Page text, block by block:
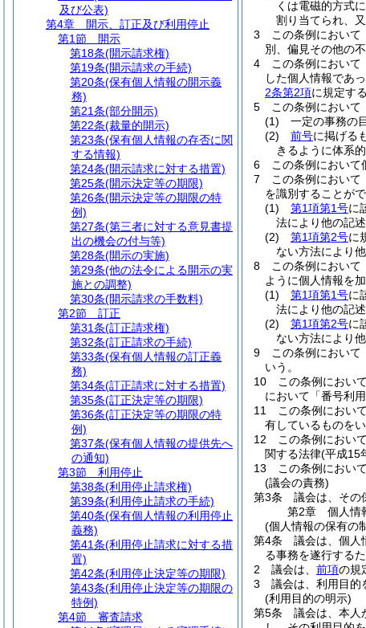
くは電磁的方式
割り当てられ、
3
この条例におい
別、偏見その他の
4
この条例において
した個人情報であ
2条第2項に規定す
5
この条例において
(1)
一定の事務の
(2)
前号に掲げる
きるように体系
6
この条例において
7
この条例において
を識別することが
(1)
第1項第1号に
法により他の記
(2)
第1項第2号に
ない方法により
8
この条例において
ように個人情報を
(1)
第1項第1号に
法により他の記
(2)
第1項第2号に
ない方法により
9
この条例におい
いう。
10
この条例におい
において「番号利
11
この条例におい
有しているものをい
12
この条例におい
関する法律(平成15
13
この条例におい
(議会の責務)
第3条
議会は、その
第2章
個人情
(個人情報の保有の
第4条
議会は、個人
る事務を遂行する
2
議会は、 前項の規
3
議会は、利用目的
(利用目的の明示)
第5条
議会は、本人
及び公表)
第4章
開示、訂正及び利用停止
第1節
開示
第18条(開示請求権)
第19条(開示請求の手続)
第20条(保有個人情報の開示義
務)
第21条(部分開示)
第22条(裁量的開示)
第23条(保有個人情報の存否に関
する情報)
第24条(開示請求に対する措置)
第25条(開示決定等の期限)
第26条(開示決定等の期限の特
例)
第27条(第三者に対する意見書提
出の機会の付与等)
第28条(開示の実施)
第29条(他の法令による開示の実
施との調整)
第30条(開示請求の手数料)
第2節
訂正
第31条(訂正請求権)
第32条(訂正請求の手続)
第33条(保有個人情報の訂正義
務)
第34条(訂正請求に対する措置)
第35条(訂正決定等の期限)
第36条(訂正決定等の期限の特
例)
第37条(保有個人情報の提供先へ
の通知)
第3節
利用停止
第38条(利用停止請求権)
第39条(利用停止請求の手続)
第40条(保有個人情報の利用停止
義務)
第41条(利用停止請求に対する措
置)
第42条(利用停止決定等の期限)
第43条(利用停止決定等の期限の
特例)
第4節
審査請求